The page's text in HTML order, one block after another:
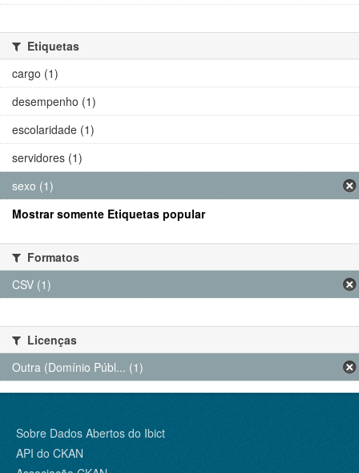
Etiquetas
cargo (1)
desempenho (1)
escolaridade (1)
servidores (1)
sexo (1)
Mostrar somente Etiquetas popular
Formatos
CSV (1)
Licenças
Outra (Domínio Públ... (1)
Sobre Dados Abertos do Ibict
API do CKAN